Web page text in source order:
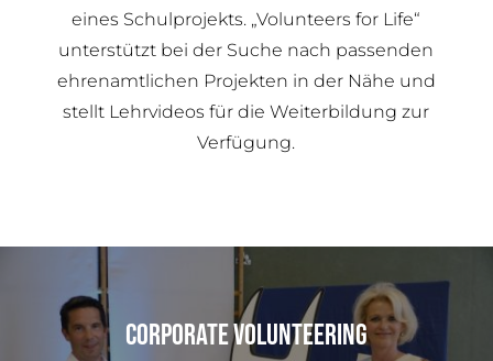
eines Schulprojekts. „Volunteers for Life“
unterstützt bei der Suche nach passenden
ehrenamtlichen Projekten in der Nähe und
stellt Lehrvideos für die Weiterbildung zur
Verfügung.
CORPORATE VOLUNTEERING